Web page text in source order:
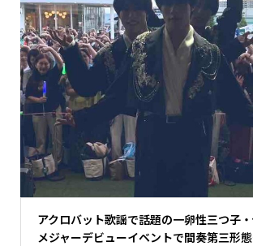
アクロバット歌謡で話題の一卵性三つ子・
メジャーデビューイベントで間奏第三形